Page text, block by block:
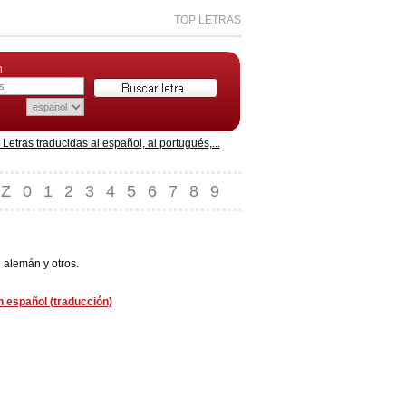
TOP LETRAS
traducidas al español, al portugués,...
Z 0 1 2 3 4 5 6 7 8 9
y otros.
español (traducción)